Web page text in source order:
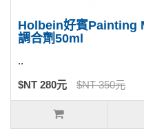
Holbein好賓Painting
調合劑50ml
..
$NT 280元 $NT 350元